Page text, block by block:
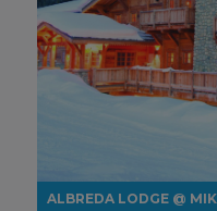
ALBREDA LODGE @